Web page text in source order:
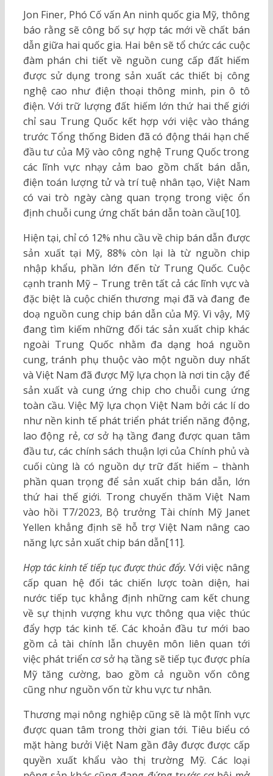
Jon Finer, Phó Cố vấn An ninh quốc gia Mỹ, thông
báo rằng sẽ công bố sự hợp tác mới về chất bán
dẫn giữa hai quốc gia. Hai bên sẽ tổ chức các cuộc
đàm phán chi tiết về nguồn cung cấp đất hiếm
được sử dụng trong sản xuất các thiết bị công
nghệ cao như điện thoại thông minh, pin ô tô
điện. Với trữ lượng đất hiếm lớn thứ hai thế giới
chỉ sau Trung Quốc kết hợp với việc vào tháng
trước Tổng thống Biden đã có động thái hạn chế
đầu tư của Mỹ vào công nghệ Trung Quốc trong
các lĩnh vực nhạy cảm bao gồm chất bán dẫn,
điện toán lượng tử và trí tuệ nhân tạo, Việt Nam
có vai trò ngày càng quan trọng trong việc ổn
định chuỗi cung ứng chất bán dẫn toàn cầu[10].
Hiện tại, chỉ có 12% nhu cầu về chip bán dẫn được
sản xuất tại Mỹ, 88% còn lại là từ nguồn chip
nhập khẩu, phần lớn đến từ Trung Quốc. Cuộc
cạnh tranh Mỹ – Trung trên tất cả các lĩnh vực và
đặc biệt là cuộc chiến thương mại đã và đang đe
doạ nguồn cung chip bán dẫn của Mỹ. Vì vậy, Mỹ
đang tìm kiếm những đối tác sản xuất chip khác
ngoài Trung Quốc nhằm đa dạng hoá nguồn
cung, tránh phụ thuộc vào một nguồn duy nhất
và Việt Nam đã được Mỹ lựa chọn là nơi tin cậy để
sản xuất và cung ứng chip cho chuỗi cung ứng
toàn cầu. Việc Mỹ lựa chọn Việt Nam bởi các lí do
như nền kinh tế phát triển phát triển năng động,
lao động rẻ, cơ sở hạ tầng đang được quan tâm
đầu tư, các chính sách thuận lợi của Chính phủ và
cuối cùng là có nguồn dự trữ đất hiếm – thành
phần quan trọng để sản xuất chip bán dẫn, lớn
thứ hai thế giới. Trong chuyến thăm Việt Nam
vào hồi T7/2023, Bộ trưởng Tài chính Mỹ Janet
Yellen khẳng định sẽ hỗ trợ Việt Nam nâng cao
năng lực sản xuất chip bán dẫn[11].
Hợp tác kinh tế tiếp tục được thúc đẩy. Với việc nâng
cấp quan hệ đối tác chiến lược toàn diện, hai
nước tiếp tục khẳng định những cam kết chung
về sự thịnh vượng khu vực thông qua việc thúc
đẩy hợp tác kinh tế. Các khoản đầu tư mới bao
gồm cả tài chính lẫn chuyên môn liên quan tới
việc phát triển cơ sở hạ tầng sẽ tiếp tục được phía
Mỹ tăng cường, bao gồm cả nguồn vốn công
cũng như nguồn vốn từ khu vực tư nhân.
Thương mại nông nghiệp cũng sẽ là một lĩnh vực
được quan tâm trong thời gian tới. Tiêu biểu có
mặt hàng bưởi Việt Nam gần đây được được cấp
quyền xuất khẩu vào thị trường Mỹ. Các loại